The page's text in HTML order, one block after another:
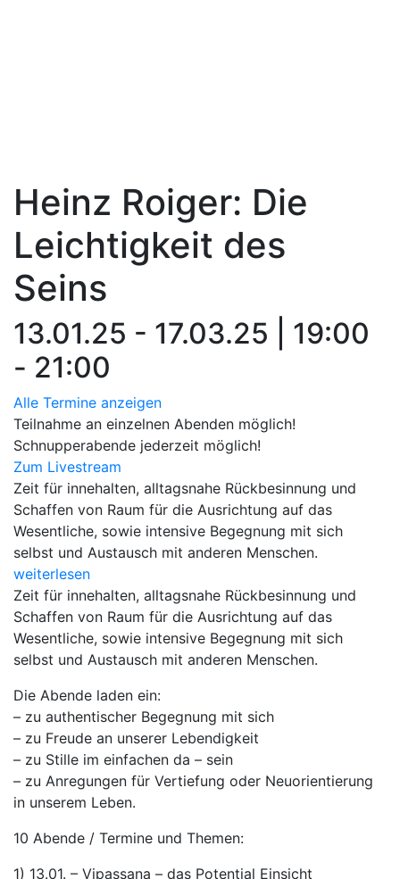
Heinz Roiger: Die
Leichtigkeit des
Seins
13.01.25 - 17.03.25 | 19:00
- 21:00
Alle Termine anzeigen
Teilnahme an einzelnen Abenden möglich!
Schnupperabende jederzeit möglich!
Zum Livestream
Zeit für innehalten, alltagsnahe Rückbesinnung und
Schaffen von Raum für die Ausrichtung auf das
Wesentliche, sowie intensive Begegnung mit sich
selbst und Austausch mit anderen Menschen.
weiterlesen
Zeit für innehalten, alltagsnahe Rückbesinnung und
Schaffen von Raum für die Ausrichtung auf das
Wesentliche, sowie intensive Begegnung mit sich
selbst und Austausch mit anderen Menschen.
Die Abende laden ein:
– zu authentischer Begegnung mit sich
– zu Freude an unserer Lebendigkeit
– zu Stille im einfachen da – sein
– zu Anregungen für Vertiefung oder Neuorientierung
in unserem Leben.
10 Abende / Termine und Themen:
1) 13.01. – Vipassana – das Potential Einsicht